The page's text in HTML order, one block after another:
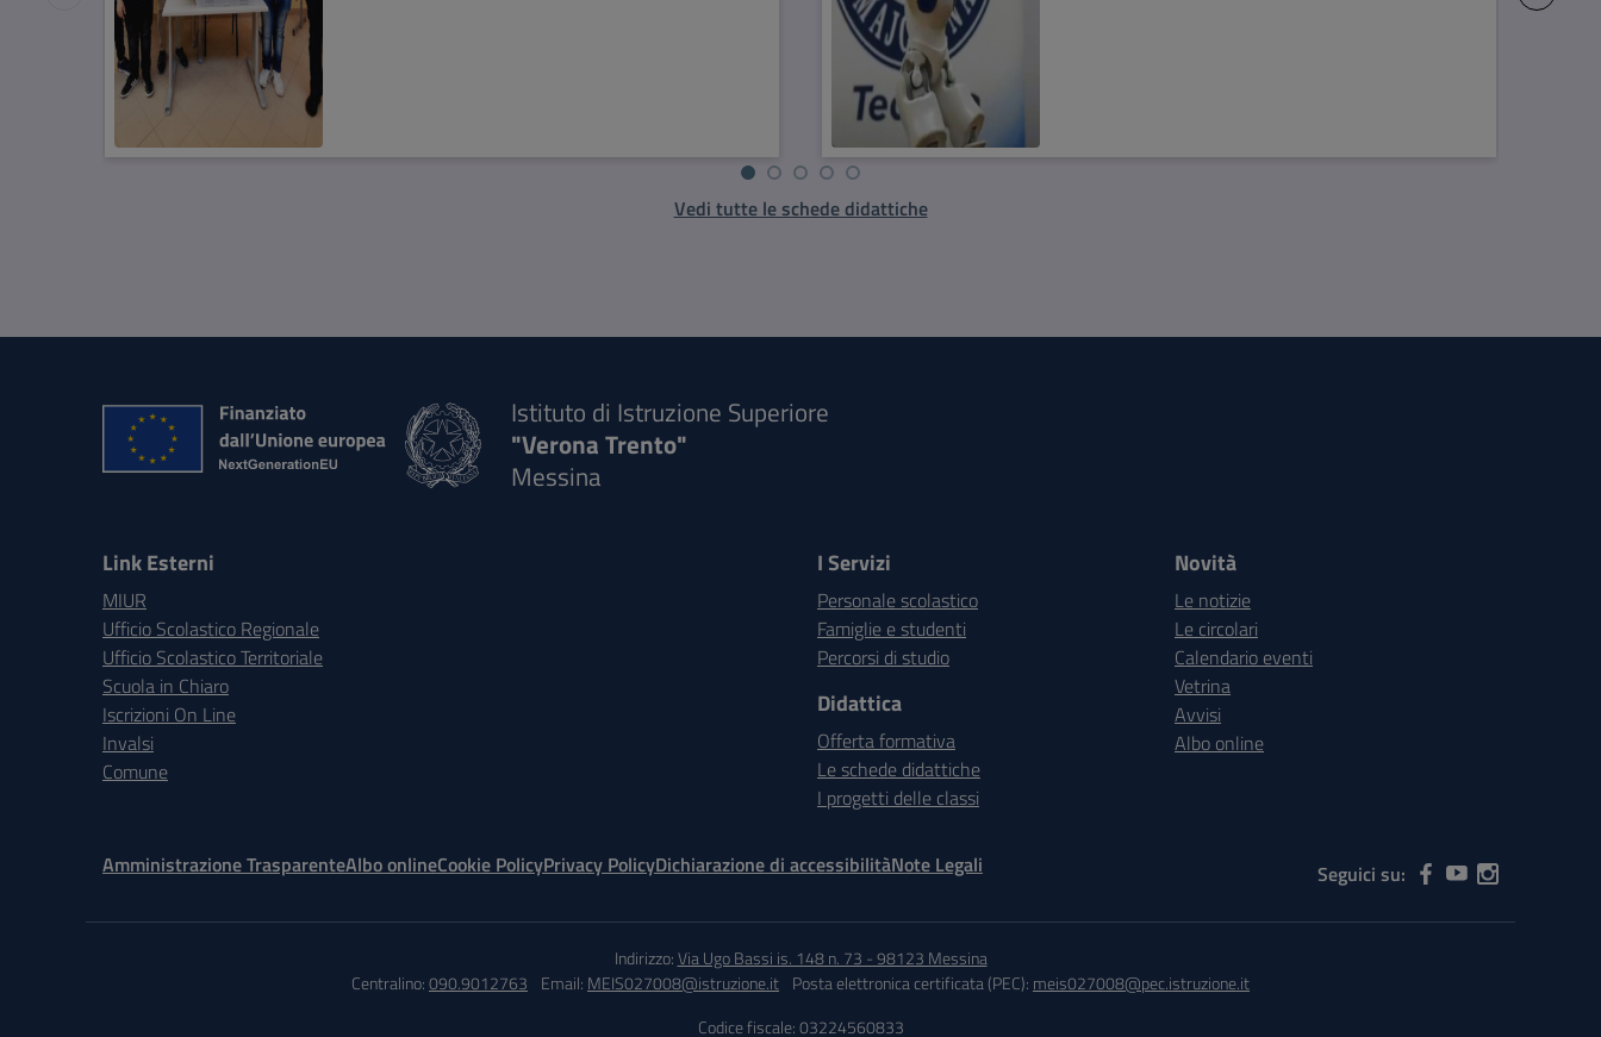
Vedi tutte le schede didattiche
Istituto di Istruzione Superiore
"Verona Trento"
Messina
Link Esterni
MIUR
Ufficio Scolastico Regionale
Ufficio Scolastico Territoriale
Scuola in Chiaro
Iscrizioni On Line
Invalsi
Comune
I Servizi
Personale scolastico
Famiglie e studenti
Percorsi di studio
Didattica
Offerta formativa
Le schede didattiche
I progetti delle classi
Novità
Le notizie
Le circolari
Calendario eventi
Vetrina
Avvisi
Albo online
Amministrazione TrasparenteAlbo onlineCookie PolicyPrivacy PolicyDichiarazione di accessibilitàNote Legali Seguici su:
Indirizzo:Via Ugo Bassi is. 148 n. 73 - 98123 Messina
Centralino:090.9012763 Email: MEIS027008@istruzione.it Posta elettronica certificata (PEC): meis027008@pec.istruzione.it
Codice fiscale: 03224560833